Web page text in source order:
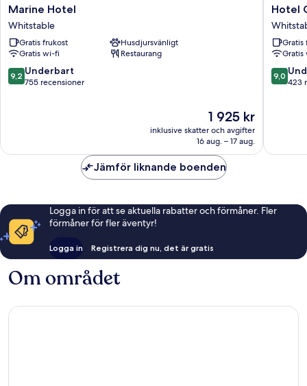
Marine
Hotel
Whitstable
Marine Hotel
Whitstable
Gratis frukost
Husdjursvänligt
Gratis wi-fi
Restaurang
9.2
av
9,2 Underbart
755 recensioner
Priset
1 925 kr
1 925 kr
inklusive skatter och avgifter
16 aug. – 17 aug.
Hotel
Hotel
Gratis
9.0
av
9,0
423
Jämför liknande boenden
Logga in för att se aktuella rabatter och förmåner. Fler
förmåner för fler äventyr!
Logga in Registrera dig nu, det är gratis
Om området